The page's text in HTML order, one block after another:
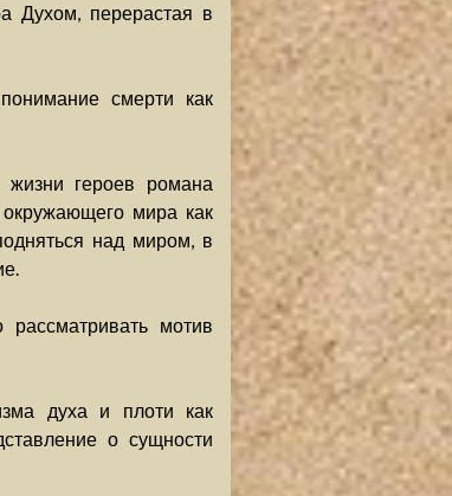
Духом, перерастая в
смерти как
жизни героев романа
окружающего мира как
над миром, в
мотив
духа и плоти как
о сущности